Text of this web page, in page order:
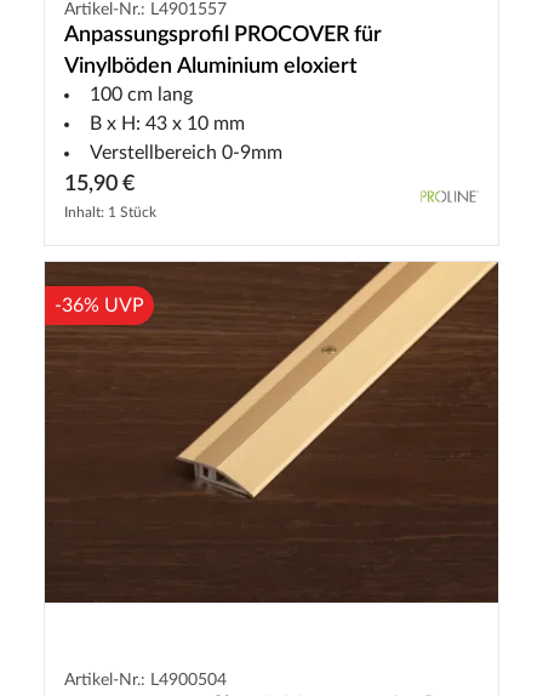
Artikel-Nr.: L4901557
Anpassungsprofil PROCOVER für
Vinylböden Aluminium eloxiert
100 cm lang
B x H: 43 x 10 mm
Verstellbereich 0-9mm
15,90 €
Inhalt: 1 Stück
-36% UVP
Artikel-Nr.: L4900504